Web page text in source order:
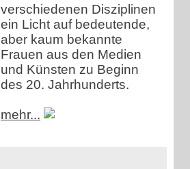
verschiedenen Disziplinen
ein Licht auf bedeutende,
aber kaum bekannte
Frauen aus den Medien
und Künsten zu Beginn
des 20. Jahrhunderts.
mehr...